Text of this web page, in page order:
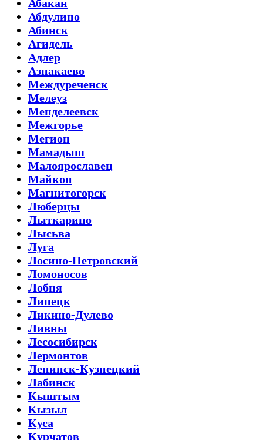
Абакан
Абдулино
Абинск
Агидель
Адлер
Азнакаево
Междуреченск
Мелеуз
Менделеевск
Межгорье
Мегион
Мамадыш
Малоярославец
Майкоп
Магнитогорск
Люберцы
Лыткарино
Лысьва
Луга
Лосино-Петровский
Ломоносов
Лобня
Липецк
Ликино-Дулево
Ливны
Лесосибирск
Лермонтов
Ленинск-Кузнецкий
Лабинск
Кыштым
Кызыл
Куса
Курчатов